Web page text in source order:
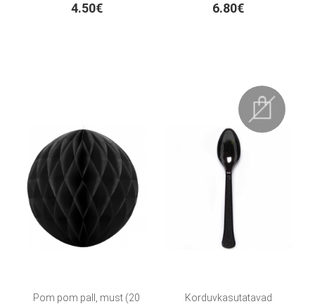
4.50€ 6.80€
Pom pom pall, must (20
Korduvkasutatavad